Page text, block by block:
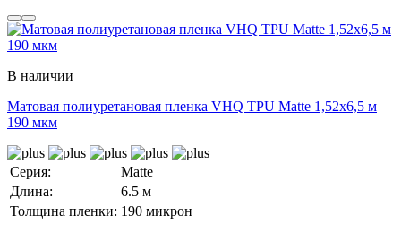
В наличии
Матовая полиуретановая пленка VHQ TPU Matte 1,52х6,5 м
190 мкм
Серия:
Matte
Длина:
6.5 м
Толщина пленки: 190 микрон